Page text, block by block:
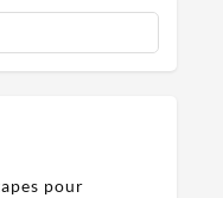
pour